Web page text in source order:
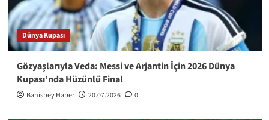
Dünya Kupası
Gözyaşlarıyla Veda: Messi ve Arjantin İçin 2026 Dünya
Kupası’nda Hüzünlü Final
Bahisbey Haber 20.07.2026 0